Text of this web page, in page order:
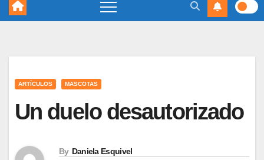
ARTÍCULOS MASCOTAS
Un duelo desautorizado
By Daniela Esquivel